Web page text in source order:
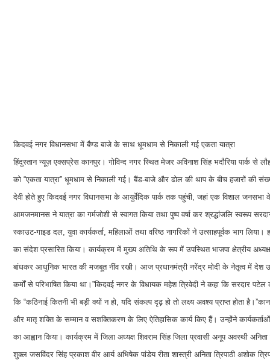
किदवई नगर विधानसभा में बैण्ड बाजे के साथ धूमधाम से निकाली गई एकता यात्रा
हिंदुस्तान न्यूज़ एक्सप्रेस कानपुर। गोविन्द नगर स्थित मेजर अविनाश सिंह भदौरिया पार्क
को “एकता यात्रा” धूमधाम से निकाली गई। बैंड-बाजे और ढोल की थाप के बीच हजारों की
देवी होते हुए किदवई नगर विधानसभा के आयुर्वेदिक पार्क तक पहुंची, जहां एक विशाल
आमजनमानस ने यात्रा का गर्मजोशी से स्वागत किया तथा पुष्प वर्षा कर श्रद्धांजलि स्वरूप
स्काउट-गाइड दल, युवा कार्यकर्ता, महिलाओं तथा वरिष्ठ नागरिकों ने उत्साहपूर्वक भाग
का संदेश प्रसारित किया। कार्यक्रम में मुख्य अतिथि के रूप में उपस्थित भाजपा क्षेत्रीय
बांधकर आधुनिक भारत की मजबूत नींव रखी। आज प्रधानमंत्री नरेंद्र मोदी के नेतृत्व में
कर्मों से परिभाषित किया था।”किदवई नगर के विधायक महेश त्रिवेदी ने कहा कि सरदार
कि “कठिनाई कितनी भी बड़ी क्यों न हो, यदि संकल्प दृढ़ हो तो लक्ष्य अवश्य प्राप्त होता
और मातृ शक्ति के सम्मान व सशक्तिकरण के लिए ऐतिहासिक कार्य किए हैं। उन्होंने
का आह्वान किया। कार्यक्रम में जिला अध्यक्ष शिवराम सिंह जिला प्रवासी अनूप अवस्थी
शुक्ल जसविंदर सिंह प्रकाश वीर आर्य अभिषेक पांडेय रीता शास्त्री अनिता त्रिपाठी अशोक